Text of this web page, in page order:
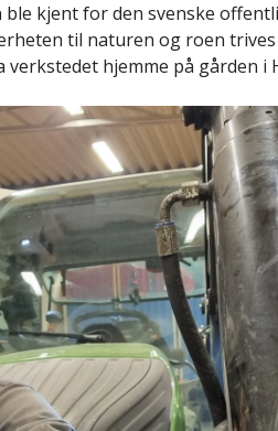
kjent for den svenske
til naturen og roen
hjemme på gården i